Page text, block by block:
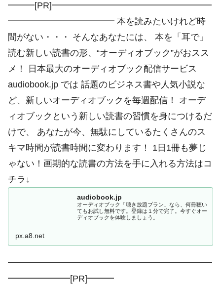
━━━[PR]━━━━━━━━━━━━━━━━━━
━━━━━━━━━━━━ 本を読みたいけれど時
間がない・・・ そんなあなたには、 本を「耳で」
読む新しい読書の形、“オーディオブック”がおスス
メ！ 日本最大のオーディオブック配信サービス
audiobook.jp では 話題のビジネス書や人気小説な
ど、新しいオーディオブックを毎週配信！ オーデ
ィオブックという新しい読書の習慣を身につけるだ
けで、 あなたが今、無駄にしているたくさんのス
キマ時間が読書時間に変わります！ 1日1冊も夢じ
ゃない！画期的な読書の方法を手に入れる方法はコ
チラ↓
audiobook.jp
オーディオブック「聴き放題プラン」なら、何冊聴い
てもお試し無料です。登録は１分で完了。今すぐオー
ディオブックを体験しましょう。
px.a8.net
━━━━━━━━━━━━━━━━━━━━━━━
━━━━━━━[PR]━━━